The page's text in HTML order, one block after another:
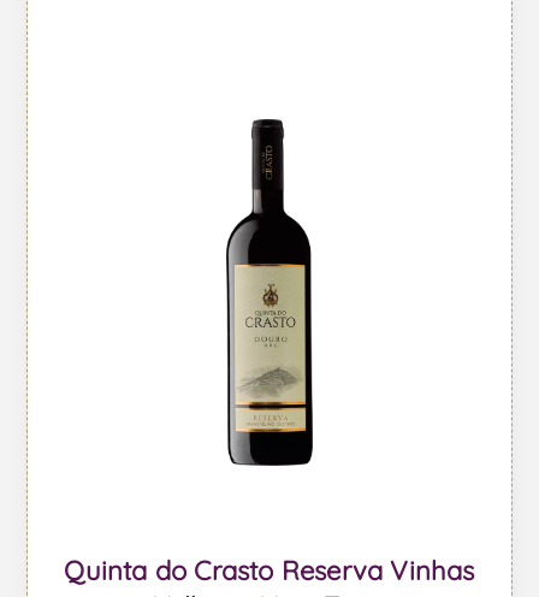
Quinta do Crasto Reserva Vinhas